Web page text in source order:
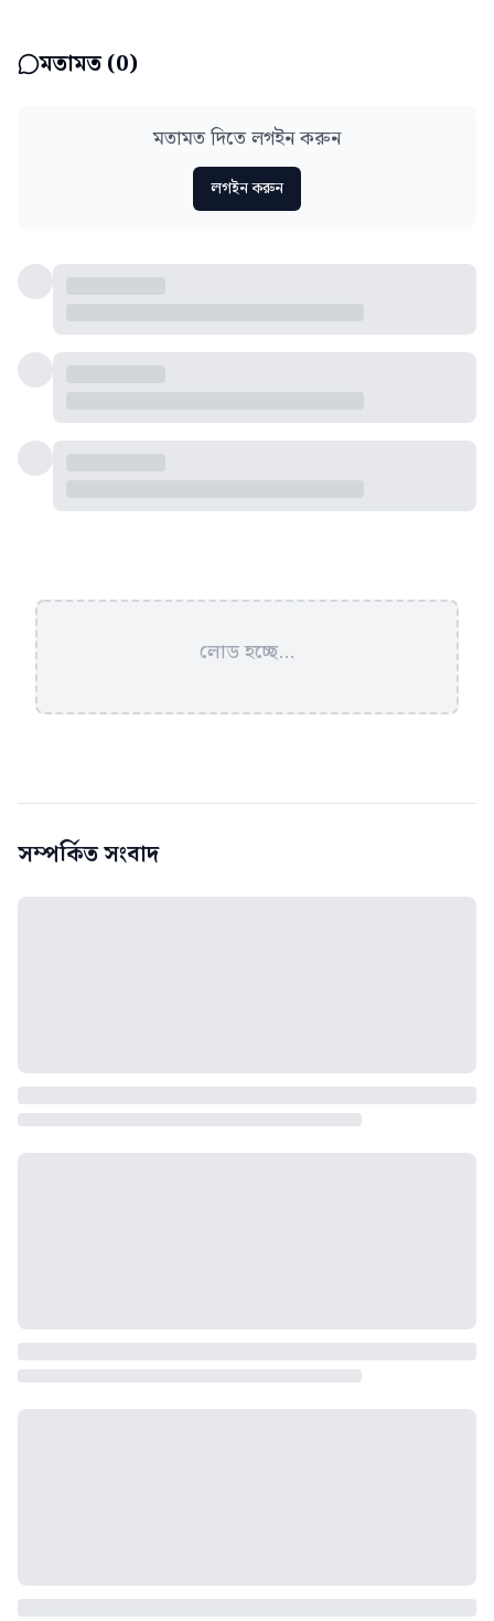
মতামত (0)
মতামত দিতে লগইন করুন
লগইন করুন
লোড হচ্ছে...
সম্পর্কিত সংবাদ